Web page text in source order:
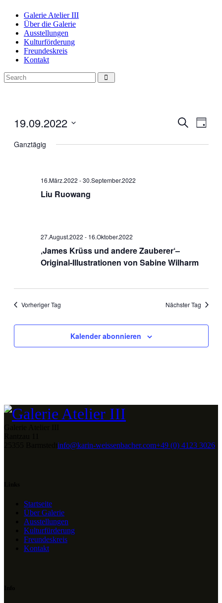
Galerie Atelier III
Über die Galerie
Ausstellungen
Kulturförderung
Freundeskreis
Kontakt
und
Suche
Tag
19.09.2022
wählen.
Ganztägig
16.März.2022 -30.September.2022
Liu Ruowang
27.August.2022 - 16.Oktober.2022
‚James Krüss und andere Zauberer‘–
Original-Illustrationen von Sabine Wilharm
Vorheriger Tag Nächster Tag
Kalender abonnieren
info@karin-weissenbacher.com+49 (0) 4123 3026
Startseite
Über Galerie
Ausstellungen
Kulturfürderung
Freundeskreis
Kontakt